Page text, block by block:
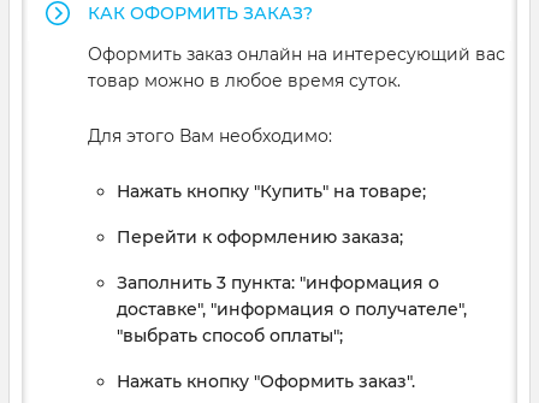
КАК ОФОРМИТЬ ЗАКАЗ?
Оформить заказ онлайн на интересующий вас
товар можно в любое время суток.
Для этого Вам необходимо:
Нажать кнопку "Купить" на товаре;
Перейти к оформлению заказа;
Заполнить 3 пункта: "информация о
доставке", "информация о получателе",
"выбрать способ оплаты";
Нажать кнопку "Оформить заказ".